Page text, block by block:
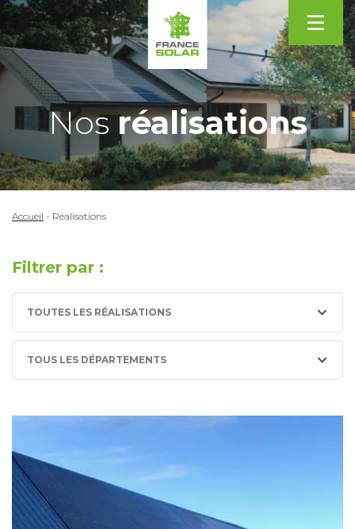
Nosréalisations
Accueil - Réalisations
Filtrer par :
TOUTES LES RÉALISATIONS
TOUS LES DÉPARTEMENTS